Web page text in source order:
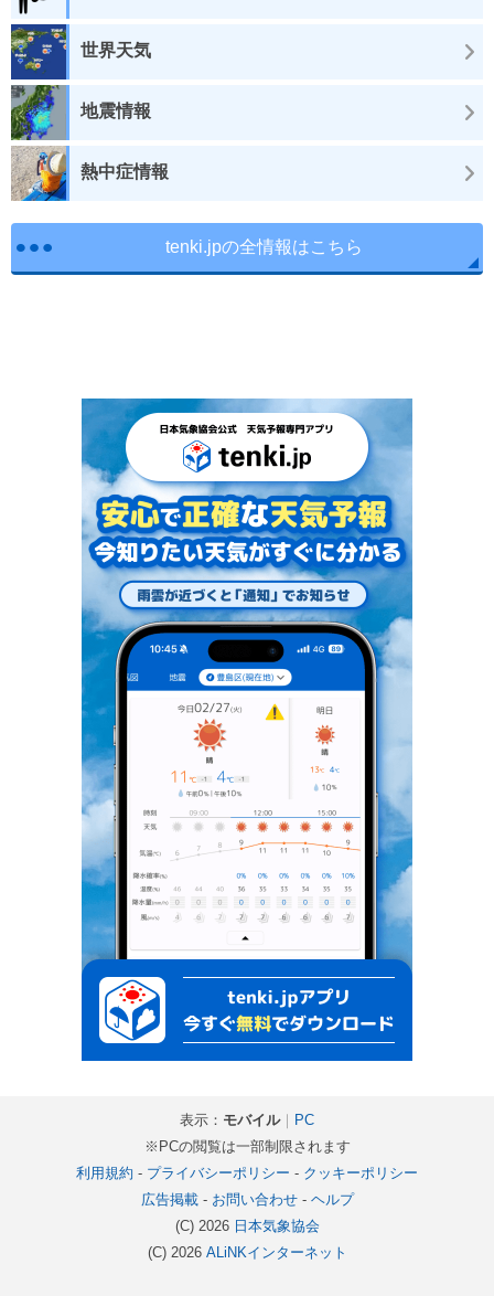
世界天気
地震情報
熱中症情報
tenki.jpの全情報はこちら
表示： モバイル｜ PC
※PCの閲覧は一部制限されます
利用規約 - プライバシーポリシー - クッキーポリシー
広告掲載- お問い合わせ- ヘルプ
(C) 2026 日本気象協会
(C) 2026 ALiNKインターネット